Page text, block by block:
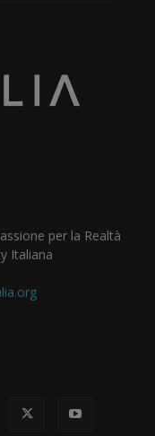
per la Realtà
Italiana